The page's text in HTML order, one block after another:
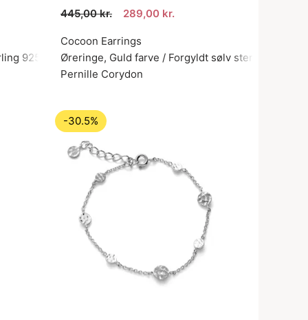
925
445,00 kr. 289,00 kr.
Cocoon Earrings
Øreringe, Guld farve / Forgyldt sølv sterling 925
Pernille Corydon
-30.5%